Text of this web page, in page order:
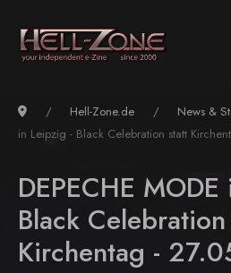
Hell-Zone.de News &
in Leipzig - Black Celebration statt
DEPECHE
Black
Kirchentag -